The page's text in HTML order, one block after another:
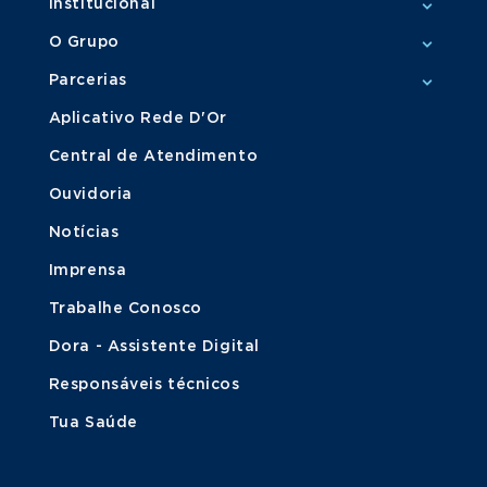
Institucional
O Grupo
Parcerias
Aplicativo Rede D'Or
Central de Atendimento
Ouvidoria
Notícias
Imprensa
Trabalhe Conosco
Dora - Assistente Digital
Responsáveis técnicos
Tua Saúde